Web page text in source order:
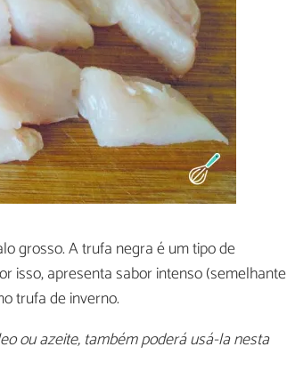
grosso. A trufa negra é um tipo de
isso, apresenta sabor intenso (semelhante
trufa de inverno.
ou azeite, também poderá usá-la nesta